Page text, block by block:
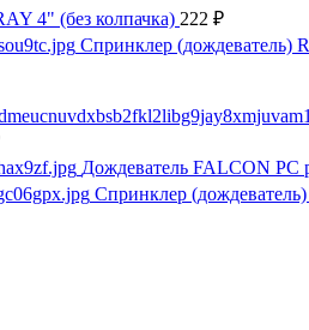
4" (без колпачка) 222 ₽
Спринклер (дождеватель)
Дождеватель FALCON PC
Спринклер